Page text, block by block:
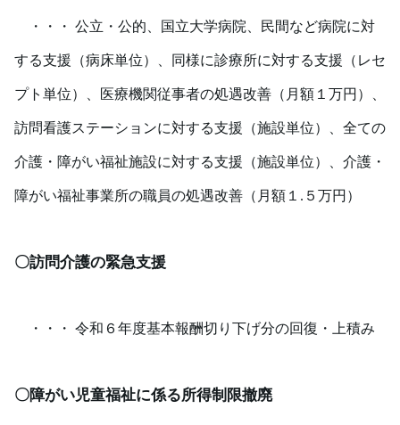
・・・ 公立・公的、国立大学病院、民間など病院に対
する支援（病床単位）、 同様に診療所に対する支援（レセ
プト単位）、 医療機関従事者の処遇改善（月額１万円）、
訪問看護ステーションに対する支援（施設単位）、 全ての
介護・障がい福祉施設に対する支援（施設単位）、 介護・
障がい福祉事業所の職員の処遇改善（月額１ . ５万円）
〇訪問介護の緊急支援
・・・ 令和６年度基本報酬切り下げ分の回復・上積み
〇障がい児童福祉に係る所得制限撤廃